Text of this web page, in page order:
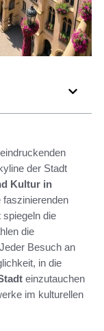
der Stadt
Kultur in
faszinierenden
spiegeln die
die
Besuch an
in die
einzutauchen
im kulturellen